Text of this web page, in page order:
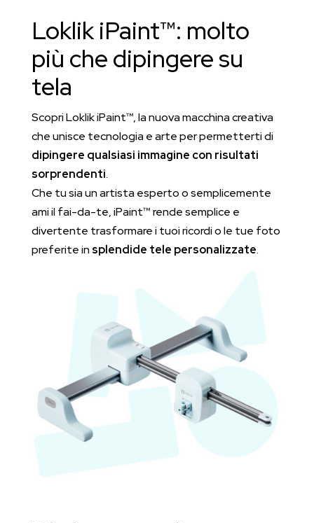
vere
opere
d’arte
Loklik iPaint™: molto
più che dipingere su
tela
Scopri Loklik iPaint™, la nuova macchina creativa
che unisce tecnologia e arte per permetterti di
dipingere qualsiasi immagine con risultati
sorprendenti.
Che tu sia un artista esperto o semplicemente
ami il fai-da-te, iPaint™ rende semplice e
divertente trasformare i tuoi ricordi o le tue foto
preferite in splendide tele personalizzate.